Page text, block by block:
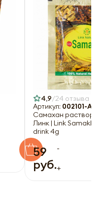
4,9 24 отзыва
Артикул: 002101-A
Самахан
Линк | Link Samakhan
drink 4g
59
руб.
-
+